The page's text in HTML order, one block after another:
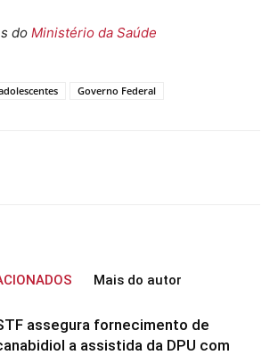
do Ministério da Saúde
Governo Federal
Mais do autor
assegura fornecimento de
a assistida da DPU com